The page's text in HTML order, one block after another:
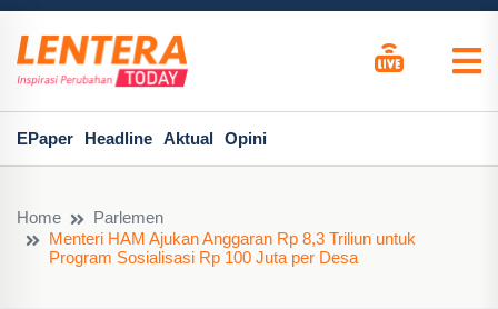
EPaper Headline Aktual Opini
Home
Parlemen
Menteri HAM Ajukan Anggaran Rp 8,3 Triliun untuk
Program Sosialisasi Rp 100 Juta per Desa